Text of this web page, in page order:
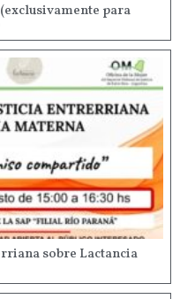
(exclusivamente para
sobre Lactancia